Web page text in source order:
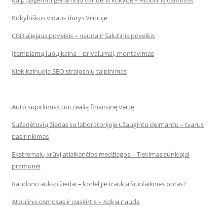
Kokybiškos vidaus durys Vilniuje
CBD aliejaus poveikis – nauda ir šalutinis poveikis
Įtempiamų lubų kaina – privalumai, montavimas
Kiek kainuoja SEO straipsnių talpinimas
Auto supirkimas turi realią finansinę vertę
Sužadėtuvių žiedas su laboratorijoje užaugintu deimantu – tvarus
pasirinkimas
Ekstremalų krūvį atlaikančios medžiagos – Tiekimas sunkiajai
pramonei
Raudono aukso žiedai – kodėl jie traukia šiuolaikines poras?
Atbulinis osmosas ir paskirtis – Kokia nauda